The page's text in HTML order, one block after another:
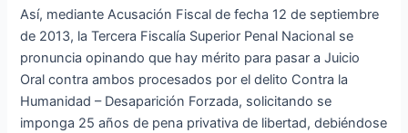
Así, mediante Acusación Fiscal de fecha 12 de septiembre
de 2013, la Tercera Fiscalía Superior Penal Nacional se
pronuncia opinando que hay mérito para pasar a Juicio
Oral contra ambos procesados por el delito Contra la
Humanidad – Desaparición Forzada, solicitando se
imponga 25 años de pena privativa de libertad, debiéndose